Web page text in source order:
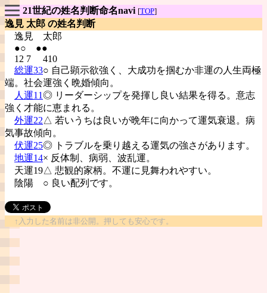
21世紀の姓名判断命名navi [TOP]
逸見 太郎 の姓名判断
逸見 太郎
●○ ●●
12 7 410
総運33○ 自己顕示欲強く、大成功を掴むか非運の人生両極
端。社会運強く晩婚傾向。
人運11◎ リーダーシップを発揮し良い結果を得る。意志
強く才能に恵まれる。
外運22△ 若いうちは良いが晩年に向かって運気衰退。病
気事故傾向。
伏運25◎ トラブルを乗り越える運気の強さがあります。
地運14× 反体制、病弱、波乱運。
天運19△ 悲観的家柄。不運に見舞われやすい。
陰陽 ○ 良い配列です。
↑入力した名前は非公開。押しても安心です。